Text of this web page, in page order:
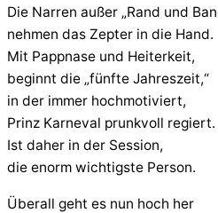
Die Narren außer „Rand und
nehmen das Zepter in die Hand.
Mit Pappnase und Heiterkeit,
beginnt die „fünfte Jahreszeit,“
in der immer hochmotiviert,
Prinz Karneval prunkvoll regiert.
Ist daher in der Session,
die enorm wichtigste Person.
Überall geht es nun hoch her